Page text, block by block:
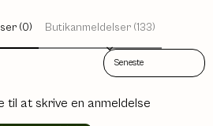
(0) Butikanmeldelser (133)
Sort reviews by
til at skrive en anmeldelse